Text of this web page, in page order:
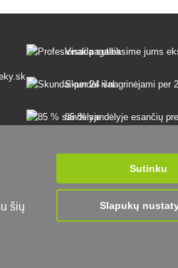
Visada suteiksime jums
Skundai išnagrinėjami per
85 % sandėlyje esančių
šių
Sutinku
Slapukų